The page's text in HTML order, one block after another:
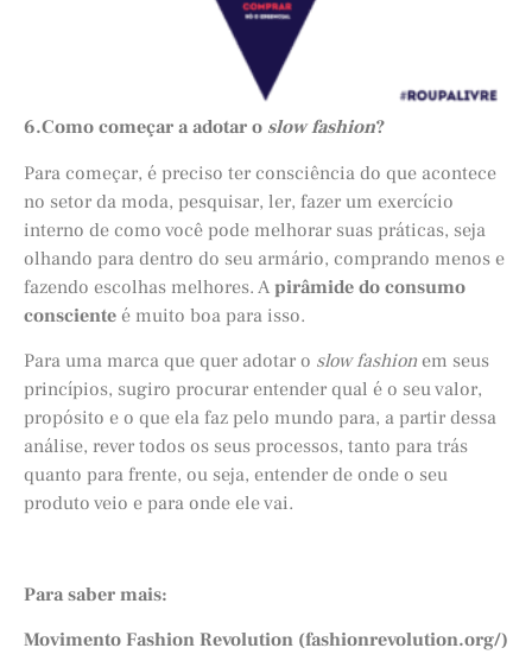
6.Como começar a adotar o slow fashion?
Para começar, é preciso ter consciência do que acontece
no setor da moda, pesquisar, ler, fazer um exercício
interno de como você pode melhorar suas práticas, seja
olhando para dentro do seu armário, comprando menos e
fazendo escolhas melhores. A pirâmide do consumo
consciente é muito boa para isso.
Para uma marca que quer adotar o slow fashion em seus
princípios, sugiro procurar entender qual é o seu valor,
propósito e o que ela faz pelo mundo para, a partir dessa
análise, rever todos os seus processos, tanto para trás
quanto para frente, ou seja, entender de onde o seu
produto veio e para onde ele vai.
Para saber mais:
Movimento Fashion Revolution (fashionrevolution.org/)